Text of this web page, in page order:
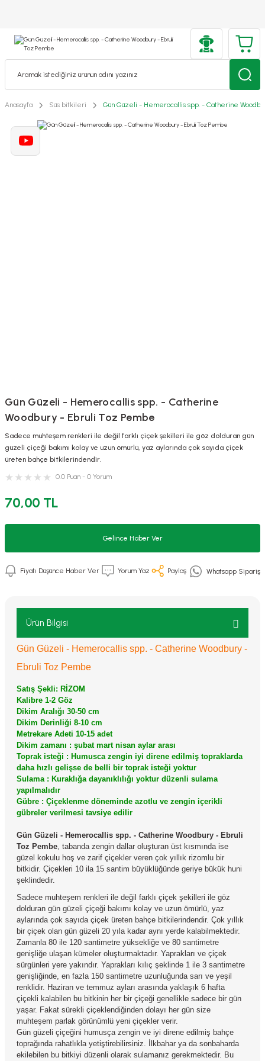
Anasayfa Süs bitkileri Gün Güzeli - Hemerocallis spp. - Catherine
Gün Güzeli - Hemerocallis spp. - Catherine
Woodbury - Ebruli Toz Pembe
Sadece muhteşem renkleri ile değil farklı çiçek şekilleri ile göz dolduran gün
güzeli çiçeği bakımı kolay ve uzun ömürlü, yaz aylarında çok sayıda çiçek
üreten bahçe bitkilerindendir.
0.0 Puan - 0 Yorum
70,00 TL
Gelince Haber Ver
Fiyatı Düşünce Haber Ver Yorum Yaz Paylaş Whatsapp Sipariş
Ürün Bilgisi
Gün Güzeli - Hemerocallis spp. - Catherine Woodbury -
Ebruli Toz Pembe
Satış Şekli: RİZOM
Kalibre 1-2 Göz
Dikim Aralığı 30-50 cm
Dikim Derinliği 8-10 cm
Metrekare Adeti 10-15 adet
Dikim zamanı : şubat mart nisan aylar arası
Toprak isteği : Humusca zengin iyi direne edilmiş topraklarda
daha hızlı gelişse de belli bir toprak isteği yoktur
Sulama : Kuraklığa dayanıklılığı yoktur düzenli sulama
yapılmalıdır
Gübre : Çiçeklenme döneminde azotlu ve zengin içerikli
gübreler verilmesi tavsiye edilir
Gün Güzeli - Hemerocallis spp. - Catherine Woodbury - Ebruli
Toz Pembe, tabanda zengin dallar oluşturan üst kısmında ise
güzel kokulu hoş ve zarif çiçekler veren çok yıllık rizomlu bir
bitkidir. Çiçekleri 10 ila 15 santim büyüklüğünde geriye bükük huni
şeklindedir.
Sadece muhteşem renkleri ile değil farklı çiçek şekilleri ile göz
dolduran gün güzeli çiçeği bakımı kolay ve uzun ömürlü, yaz
aylarında çok sayıda çiçek üreten bahçe bitkilerindendir. Çok yıllık
bir çiçek olan gün güzeli 20 yıla kadar aynı yerde kalabilmektedir.
Zamanla 80 ile 120 santimetre yüksekliğe ve 80 santimetre
genişliğe ulaşan kümeler oluşturmaktadır. Yaprakları ve çiçek
sürgünleri yere yakındır. Yaprakları kılıç şeklinde 1 ile 3 santimetre
genişliğinde, en fazla 150 santimetre uzunluğunda sarı ve yeşil
renklidir. Haziran ve temmuz ayları arasında yaklaşık 6 hafta
çiçekli kalabilen bu bitkinin her bir çiçeği genellikle sadece bir gün
yaşar. Fakat sürekli çiçeklendiğinden dolayı her gün size
muhteşem parlak görünümlü yeni çiçekler verir.
Gün güzeli çiçeğini humusça zengin ve iyi direne edilmiş bahçe
toprağında rahatlıkla yetiştirebilirsiniz. İlkbahar ya da sonbaharda
ekilebilen bu bitkiyi düzenli olarak sulamanız gerekmektedir. Bu